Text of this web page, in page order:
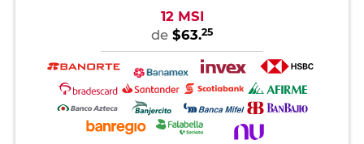
12 MSI
de $63.25